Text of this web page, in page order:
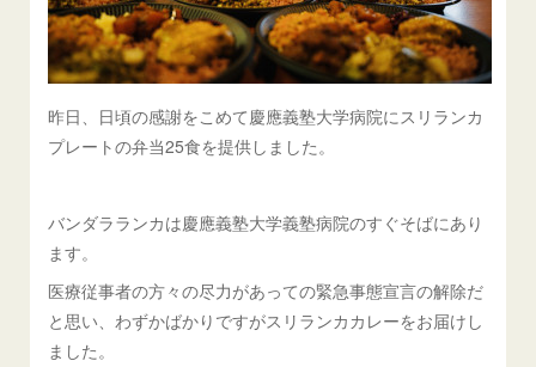
昨日、日頃の感謝をこめて慶應義塾大学病院にスリランカ
プレートの弁当25食を提供しました。
バンダラランカは慶應義塾大学義塾病院のすぐそばにあり
ます。
医療従事者の方々の尽力があっての緊急事態宣言の解除だ
と思い、わずかばかりですがスリランカカレーをお届けし
ました。